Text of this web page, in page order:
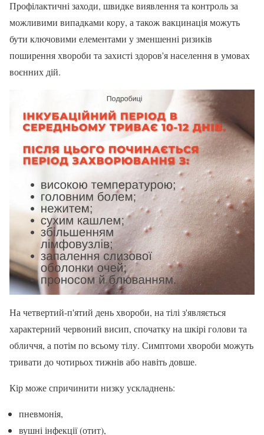
Профілактичні заходи, швидке виявлення та контроль за
можливими випадками кору, а також вакцинація можуть
бути ключовими елементами у зменшенні ризиків
поширення хвороби та захисті здоров'я населення в умовах
воєнних дій.
На четвертий-п'ятий день хвороби, на тілі з'являється
характерний червоний висип, спочатку на шкірі голови та
обличчя, а потім по всьому тілу. Симптоми хвороби можуть
тривати до чотирьох тижнів або навіть довше.
Кір може спричинити низку ускладнень:
пневмонія,
вушні інфекції (отит),